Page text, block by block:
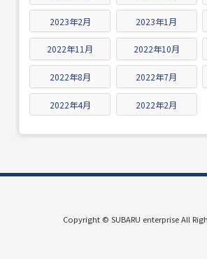
2023年2月 2023年1月
2022年11月 2022年10月
2022年8月 2022年7月
2022年4月 2022年2月
Copyright © SUBARU enterprise All